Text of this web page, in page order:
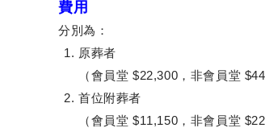
費用
分別為：
原葬者
（會員堂 $22,300，非會員堂
首位附葬者
（會員堂 $11,150，非會員堂